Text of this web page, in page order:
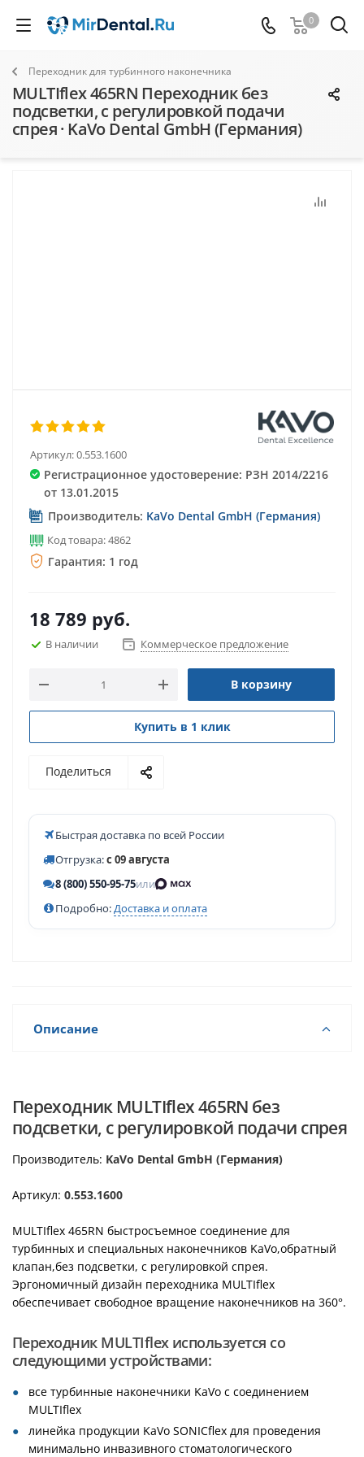
0
Переходник для турбинного наконечника
MULTIflex 465RN Переходник без
подсветки, с регулировкой подачи
спрея · KaVo Dental GmbH (Германия)
Артикул:0.553.1600
Регистрационное удостоверение: РЗН 2014/2216
от 13.01.2015
Производитель: KaVo Dental GmbH (Германия)
Код товара: 4862
Гарантия: 1 год
18 789 руб.
В наличии Коммерческое предложение
В корзину
Купить в 1 клик
Поделиться
Быстрая доставка по всей России
Отгрузка:с 09 августа
8 (800) 550-95-75или
Подробно:Доставка и оплата
Описание
Переходник MULTIflex 465RN без
подсветки, с регулировкой подачи спрея
Производитель: KaVo Dental GmbH (Германия)
Артикул: 0.553.1600
MULTIflex 465RN быстросъемное соединение для
турбинных и специальных наконечников KaVo,обратный
клапан,без подсветки, с регулировкой спрея.
Эргономичный дизайн переходника MULTIflex
обеспечивает свободное вращение наконечников на 360°.
Переходник MULTIflex используется со
следующими устройствами:
все турбинные наконечники KaVo с соединением
MULTIflex
линейка продукции KaVo SONICflex для проведения
минимально инвазивного стоматологического